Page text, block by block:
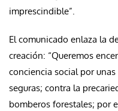
imprescindible”.
El comunicado enlaza la
creación: “Queremos
conciencia social por
seguras; contra la
bomberos forestales; por